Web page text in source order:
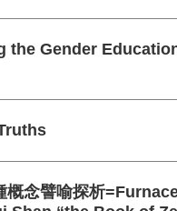
the Gender
概念譬喻探析